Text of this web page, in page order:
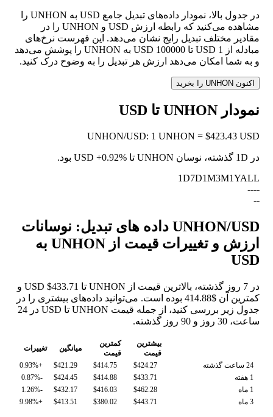
در جدول بالا، نمودار داده‌های تبدیل جامع USD به UNHON را
مشاهده می‌کنید که رابطه ارزش USD و UNHON را در
مقادیر مختلف تبدیل رایج نشان می‌دهد. این فهرست نرخ‌های
مبادله از 1 USD تا 100000 USD به UNHON را پوشش می‌دهد
و به شما امکان می‌دهد ارزش هر تبدیل را به وضوح درک کنید.
اکنون UNHON را بخرید
نمودار UNHON تا USD
UNHON/USD: 1 UNHON = $423.43 USD
در 1D گذشته، نوسان UNHON تا USD +0.92%
بود.
1D7D1M3M1YALL
--
--
--
UNHON/USD داده های تبدیل: نوسانات
ارزش و تغییرات قیمت از UNHON به
USD
در 7 روز گذشته، بالاترین قیمت از UNHON تا USD $433.71 و
کمترین آن $414.88 بوده است. می‌توانید داده‌های بیشتری را در
جدول زیر بررسی کنید، از جمله قیمت UNHON تا USD در 24
ساعت، 30 روز و 90 روز گذشته.
بیشترین
قیمت
کمترین
قیمت
میانگین
تغییرات
24 ساعت گذشته
$424.27
$414.75
$421.29
+0.93%
1 هفته
$433.71
$414.88
$424.45
-0.87%
1 ماه
$462.28
$416.03
$432.17
-1.26%
3 ماه
$443.71
$380.02
$413.51
+9.98%